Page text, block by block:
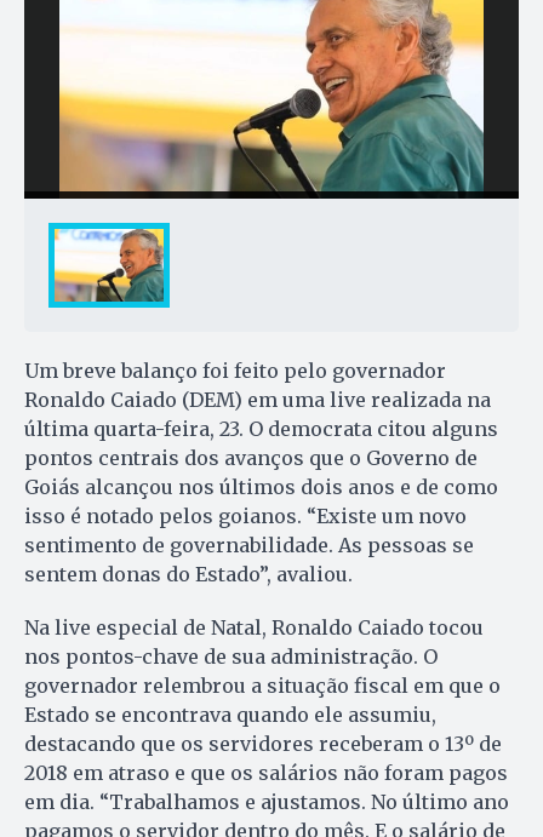
Um breve balanço foi feito pelo governador
Ronaldo Caiado (DEM) em uma live realizada na
última quarta-feira, 23. O democrata citou alguns
pontos centrais dos avanços que o Governo de
Goiás alcançou nos últimos dois anos e de como
isso é notado pelos goianos. “Existe um novo
sentimento de governabilidade. As pessoas se
sentem donas do Estado”, avaliou.
Na live especial de Natal, Ronaldo Caiado tocou
nos pontos-chave de sua administração. O
governador relembrou a situação fiscal em que o
Estado se encontrava quando ele assumiu,
destacando que os servidores receberam o 13º de
2018 em atraso e que os salários não foram pagos
em dia. “Trabalhamos e ajustamos. No último ano
pagamos o servidor dentro do mês. E o salário de